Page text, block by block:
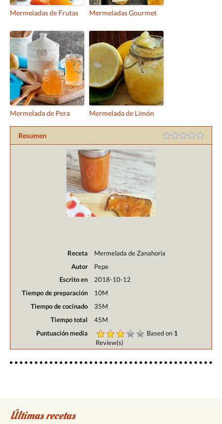
Mermeladas de Frutas Mermeladas Gourmet
Mermelada de Pera Mermelada de Limón
Resumen
Receta
Mermelada de Zanahoria
Autor
Pepe
Escrito en
2018-10-12
Tiempo de preparación
10M
Tiempo de cocinado
35M
Tiempo total
45M
Puntuación media
Based on 1
Review(s)
Últimas recetas